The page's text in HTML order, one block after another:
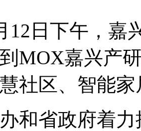
12日下午，嘉
MOX嘉兴产
社区、智能家
和省政府着